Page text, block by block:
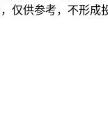
仅供参考，不形